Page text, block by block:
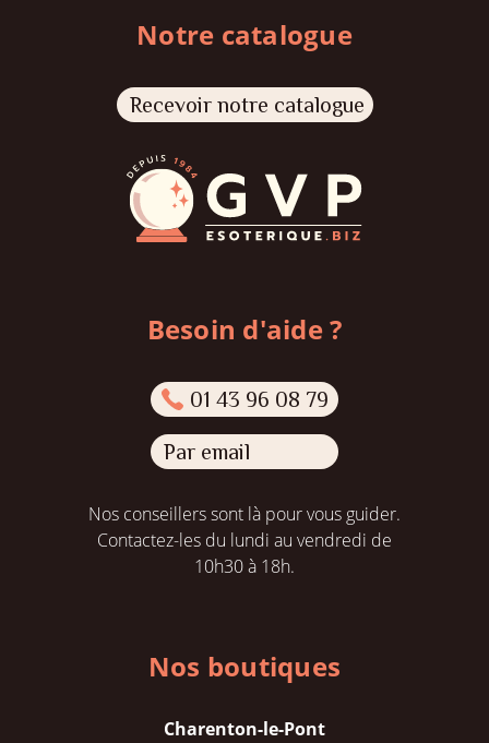
Notre catalogue
Recevoir notre catalogue
Besoin d'aide ?
01 43 96 08 79
Par email
Nos conseillers sont là pour vous guider.
Contactez-les du lundi au vendredi de
10h30 à 18h.
Nos boutiques
Charenton-le-Pont